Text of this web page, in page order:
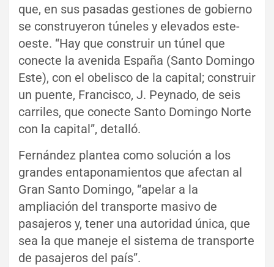
que, en sus pasadas gestiones de gobierno
se construyeron túneles y elevados este-
oeste. “Hay que construir un túnel que
conecte la avenida España (Santo Domingo
Este), con el obelisco de la capital; construir
un puente, Francisco, J. Peynado, de seis
carriles, que conecte Santo Domingo Norte
con la capital”, detalló.
Fernández plantea como solución a los
grandes entaponamientos que afectan al
Gran Santo Domingo, “apelar a la
ampliación del transporte masivo de
pasajeros y, tener una autoridad única, que
sea la que maneje el sistema de transporte
de pasajeros del país”.